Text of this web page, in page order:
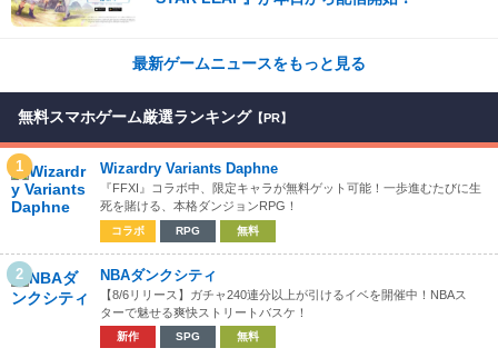
最新ゲームニュースをもっと見る
無料スマホゲーム厳選ランキング 【PR】
1 Wizardry Variants Daphne
『FFXI』コラボ中、限定キャラが無料ゲット可能！一歩進むたびに生
死を賭ける、本格ダンジョンRPG！
コラボ RPG 無料
2 NBAダンクシティ
【8/6リリース】ガチャ240連分以上が引けるイベを開催中！NBAス
ターで魅せる爽快ストリートバスケ！
新作 SPG 無料